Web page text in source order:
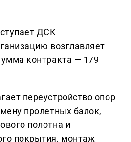
ДСК
возглавляет
контракта — 179
переустройство опор
пролетных балок,
полотна и
покрытия, монтаж